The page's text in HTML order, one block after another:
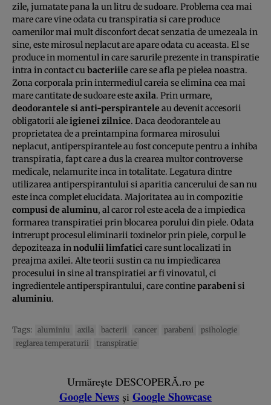
zile, jumatate pana la un litru de sudoare. Problema cea mai
mare care vine odata cu transpiratia si care produce
oamenilor mai mult disconfort decat senzatia de umezeala in
sine, este mirosul neplacut are apare odata cu aceasta. El se
produce in momentul in care sarurile prezente in transpiratie
intra in contact cu bacteriile care se afla pe pielea noastra.
Zona corporala prin intermediul careia se elimina cea mai
mare cantitate de sudoare esteaxila. Prin urmare,
deodorantele si anti-perspirantele au devenit accesorii
obligatorii aleigienei zilnice. Daca deodorantele au
proprietatea de a preintampina formarea mirosului
neplacut, antiperspirantele au fost concepute pentru a inhiba
transpiratia, fapt care a dus la crearea multor controverse
medicale, nelamurite inca in totalitate. Legatura dintre
utilizarea antiperspirantului si aparitia cancerului de san nu
este inca complet elucidata. Majoritatea au in compozitie
compusi de aluminu, al caror rol este acela de a impiedica
formarea transpiratiei prin blocarea porului din piele. Odata
intrerupt procesul eliminarii toxinelor prin piele, corpul le
depoziteaza innodulii limfaticicare sunt localizati in
preajma axilei. Alte teorii sustin ca nu impiedicarea
procesului in sine al transpiratiei ar fi vinovatul, ci
ingredientele antiperspirantului, care contineparabenisi
aluminiu.
Tags: aluminiu axila bacterii cancer parabeni
psihologie
reglarea temperaturii
transpiratie
Urmărește DESCOPERĂ.ro pe
Google News și Google Showcase